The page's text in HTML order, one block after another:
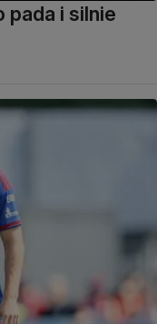
pada i silnie